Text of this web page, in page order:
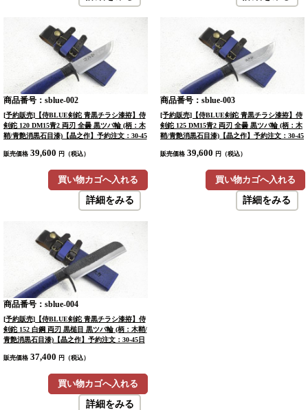
商品番号：sblue-002
[予約販売]【侍BLUE剣鉈 青黒チラシ漆拵】侍
剣鉈 120 DM15青2 両刃 全曇 黒ツバ輪 (柄：木
鞘/青艶消黒石目漆)【晶之作】予約注文：30-45
販売価格 39,600 円（税込）
買い物カゴへ入れる
詳細をみる
商品番号：sblue-003
[予約販売]【侍BLUE剣鉈 青黒チラシ漆拵】侍
剣鉈 125 DM15青2 両刃 全曇 黒ツバ輪 (柄：木
鞘/青艶消黒石目漆)【晶之作】予約注文：30-45
販売価格 39,600 円（税込）
買い物カゴへ入れる
詳細をみる
商品番号：sblue-004
[予約販売]【侍BLUE剣鉈 青黒チラシ漆拵】侍
剣鉈 152 白鋼 両刃 黒槌目 黒ツバ輪 (柄：木鞘/
青艶消黒石目漆)【晶之作】予約注文：30-45日
販売価格 37,400 円（税込）
買い物カゴへ入れる
詳細をみる